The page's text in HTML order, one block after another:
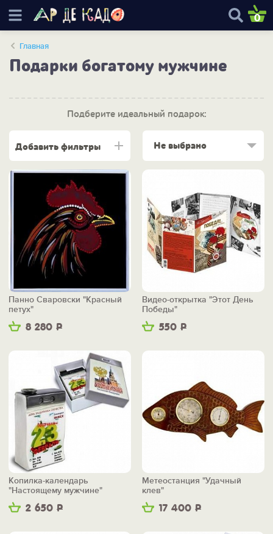
0
Главная
Подарки богатому мужчине
Подберите идеальный подарок:
Добавить фильтры Не выбрано
8 280 Р
Панно Сваровски "Красный
петух"
550 Р
Видео-открытка "Этот День
Победы"
2 650 Р
Копилка-календарь
"Настоящему мужчине"
17 400 Р
Метеостанция "Удачный
клев"